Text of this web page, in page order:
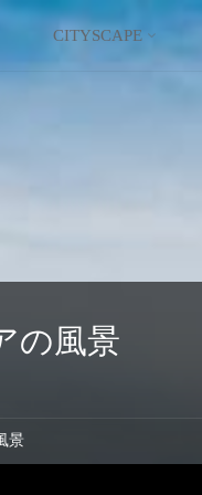
CITYSCAPE
の風景
景